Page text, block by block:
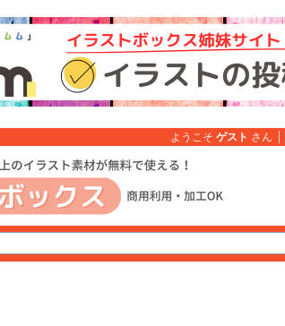
ようこそ ゲスト さん